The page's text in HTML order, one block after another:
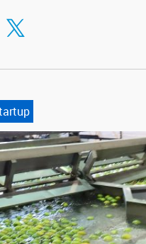
en Facebook
Compartir en Twitter